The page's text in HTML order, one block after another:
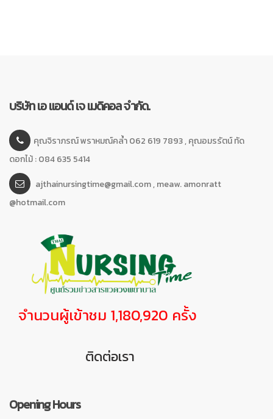
บริษัท เอ แอนด์ เจ เมดิคอล จำกัด.
คุณจิราภรณ์ พราหมณ์คล้ำ 062 619 7893 , คุณอมรรัตน์ ทัด
ดอกไม้ : 084 635 5414
ajthainursingtime@gmail.com , meaw. amonratt
@hotmail.com
จำนวนผู้เข้าชม 1,180,920 ครั้ง
ติดต่อเรา
Opening Hours